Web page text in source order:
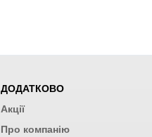
ДОДАТКОВО
Акції
Про компанію